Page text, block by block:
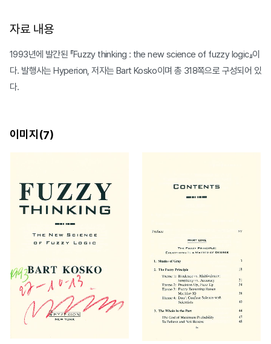
자료 내용
1993년에 발간된 『Fuzzy thinking : the new science of fuzzy logic』이
다. 발행사는 Hyperion, 저자는 Bart Kosko이며 총 318쪽으로 구성되어 있
다.
이미지(7)